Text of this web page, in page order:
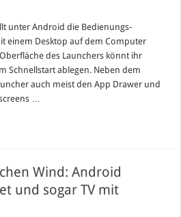
unter Android die Bedienungs-
einem Desktop auf dem Computer
des Launchers könnt ihr
Schnellstart ablegen. Neben dem
auch meist den App Drawer und
…
Wind: Android
und sogar TV mit